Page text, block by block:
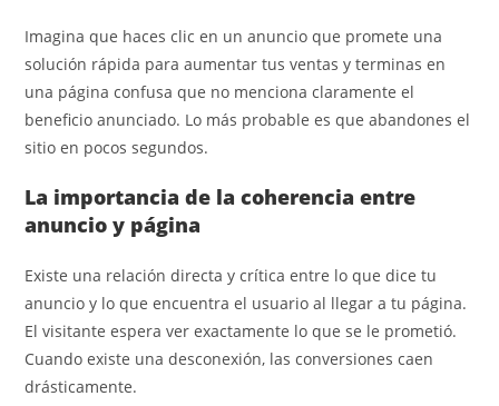
Imagina que haces clic en un anuncio que promete una
solución rápida para aumentar tus ventas y terminas en
una página confusa que no menciona claramente el
beneficio anunciado. Lo más probable es que abandones el
sitio en pocos segundos.
La importancia de la coherencia entre
anuncio y página
Existe una relación directa y crítica entre lo que dice tu
anuncio y lo que encuentra el usuario al llegar a tu página.
El visitante espera ver exactamente lo que se le prometió.
Cuando existe una desconexión, las conversiones caen
drásticamente.